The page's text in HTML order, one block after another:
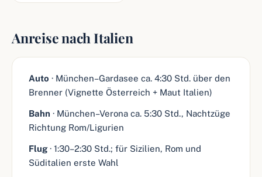
Anreise nach Italien
Auto · München–Gardasee ca. 4:30 Std. über den
Brenner (Vignette Österreich + Maut Italien)
Bahn · München–Verona ca. 5:30 Std., Nachtzüge
Richtung Rom/Ligurien
Flug · 1:30–2:30 Std.; für Sizilien, Rom und
Süditalien erste Wahl